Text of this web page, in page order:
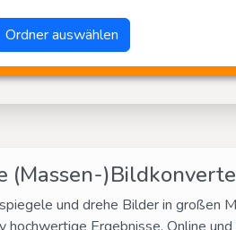
Ordner auswählen
(Massen-
und drehe Bilder in großen